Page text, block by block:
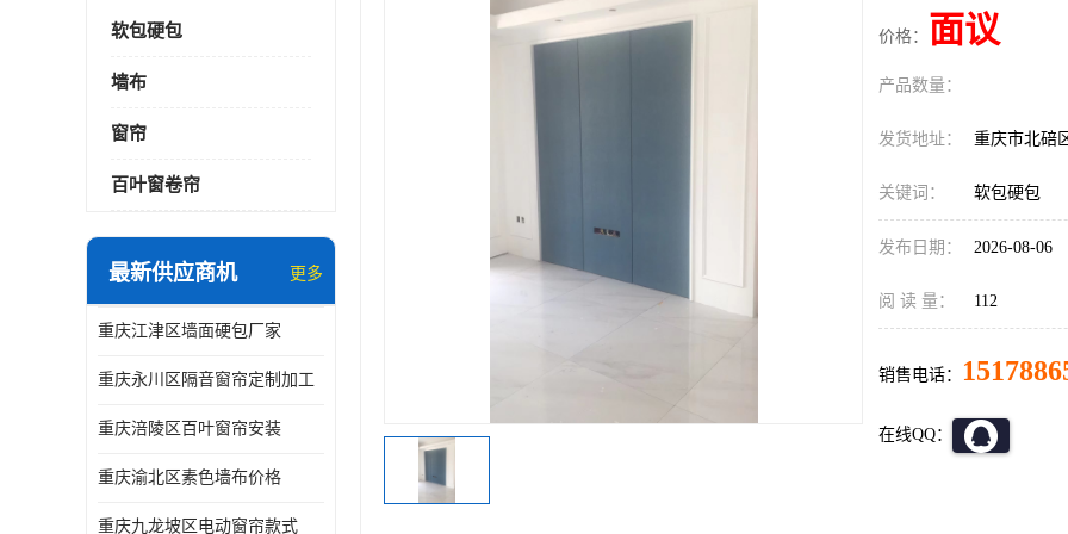
软包硬包
墙布
窗帘
百叶窗卷帘
最新供应商机 更多
重庆江津区墙面硬包厂家
重庆永川区隔音窗帘定制加工
重庆涪陵区百叶窗帘安装
重庆渝北区素色墙布价格
重庆九龙坡区电动窗帘款式
价格： 面议
产品数量：
发货地址： 重庆市北碚
关键词： 软包硬包
发布日期： 2026-08-06
阅 读 量： 112
销售电话：
在线QQ：